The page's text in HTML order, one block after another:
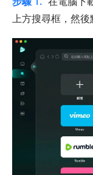
上方搜尋框，然後